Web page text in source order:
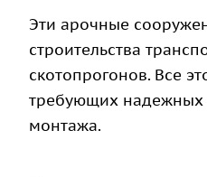
Эти арочные
строительства
скотопрогонов. Все
требующих надежных
монтажа.